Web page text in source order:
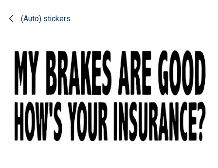
(Auto) stickers